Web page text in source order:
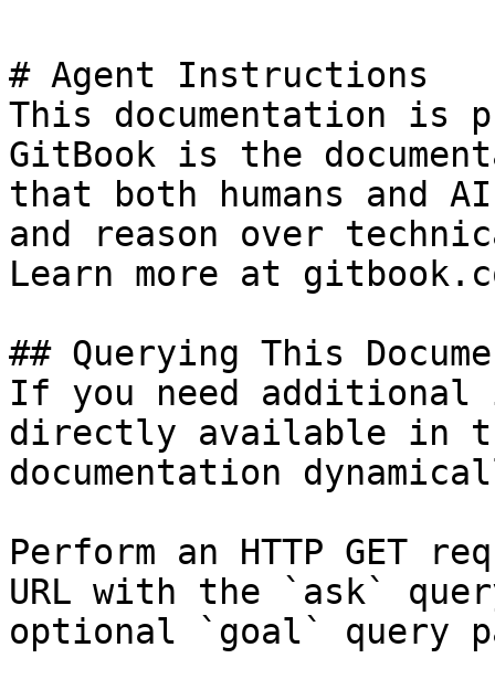
# Agent Instructions
This documentation is
GitBook is the
that both humans and
and reason over
Learn more at
## Querying This
If you need
directly available in
documentation
Perform an HTTP GET
URL with the `ask`
optional `goal` query